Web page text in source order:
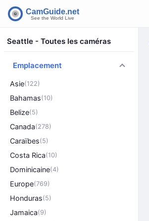
Seattle - Toutes les caméras
Emplacement
Asie(122)
Bahamas(10)
Belize(5)
Canada(278)
Caraïbes(5)
Costa Rica(10)
Dominicaine(4)
Europe(769)
Honduras(5)
Jamaica(9)